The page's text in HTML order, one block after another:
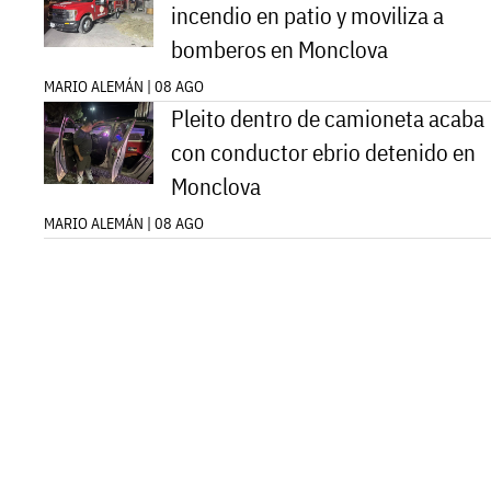
incendio en patio y moviliza a
bomberos en Monclova
MARIO ALEMÁN | 08 AGO
Pleito dentro de camioneta acaba
con conductor ebrio detenido en
Monclova
MARIO ALEMÁN | 08 AGO